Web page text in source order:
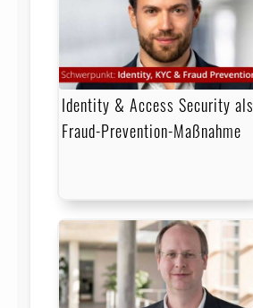
Identity & Access Security als
Fraud-Prevention-Maßnahme